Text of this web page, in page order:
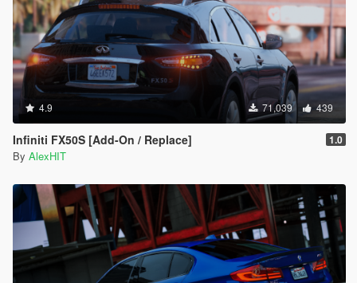
4.9 71,039 439
Infiniti FX50S [Add-On / Replace] 1.0
By AlexHIT